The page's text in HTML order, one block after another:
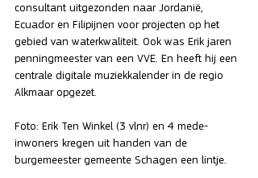
consultant uitgezonden naar Jordanië,
Ecuador en Filipijnen voor projecten op het
gebied van waterkwaliteit. Ook was Erik jaren
penningmeester van een VVE. En heeft hij een
centrale digitale muziekkalender in de regio
Alkmaar opgezet.
Foto: Erik Ten Winkel (3 vlnr) en 4 mede-
inwoners kregen uit handen van de
burgemeester gemeente Schagen een lintje.